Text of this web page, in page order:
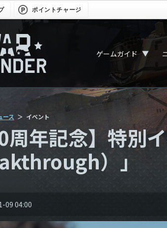
ポイントチャージ
ゲームガイド ▼
ース イベント
周年記念】特
）」
09 04:00